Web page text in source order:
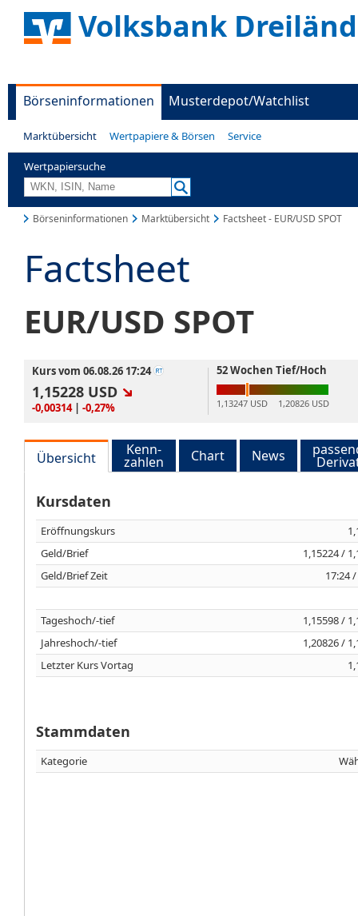
Volksbank
Börseninformationen Musterdepot/Watchlist
Marktübersicht Wertpapiere & Börsen Service
Wertpapiersuche
Börseninformationen Marktübersicht Factsheet - EUR/USD SPOT
Factsheet
EUR/USD SPOT
Kurs vom 06.08.26 17:24
1,15228 USD
-0,00314| -0,27%
52 Wochen Tief/Hoch
1,13247 USD 1,20826 USD
Übersicht Kenn-
zahlen Chart News
Kursdaten
Eröffnungskurs
Geld/Brief
1,15224 /
Geld/Brief Zeit
17:24
Tageshoch/-tief
1,15598 /
Jahreshoch/-tief
1,20826 /
Letzter Kurs Vortag
Stammdaten
Kategorie